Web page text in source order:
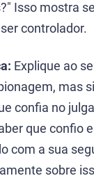
Isso mostra
controlador.
Explique ao
mas
confia no
que confio
com a sua
sobre